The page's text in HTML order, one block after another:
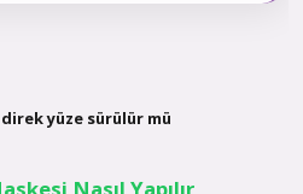
yüze sürülür mü
Nasıl Yapılır